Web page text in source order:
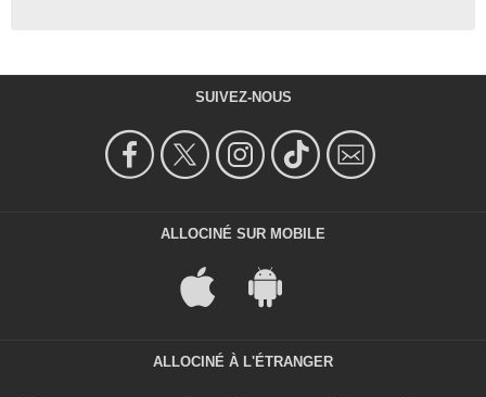
SUIVEZ-NOUS
ALLOCINÉ SUR MOBILE
ALLOCINÉ À L'ÉTRANGER